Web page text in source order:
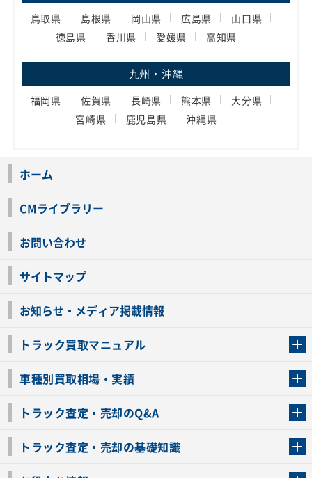
鳥取県 島根県 岡山県 広島県
山口県
徳島県
香川県 愛媛県 高知県
九州・沖縄
福岡県 佐賀県 長崎県 熊本県
大分県
宮崎県
鹿児島県 沖縄県
ホーム
CMライブラリー
お問い合わせ
サイトマップ
お知らせ・メディア掲載情報
トラック買取マニュアル
車種別買取相場・実績
トラック査定・売却のQ&A
トラック査定・売却の基礎知識